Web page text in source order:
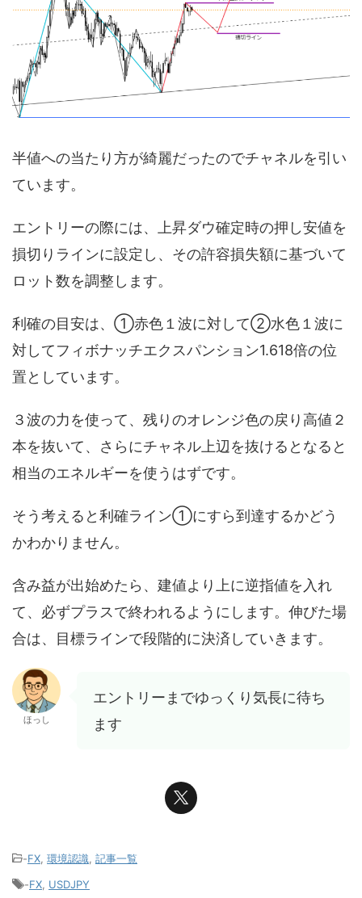
半値への当たり方が綺麗だったのでチャネルを引い
ています。
エントリーの際には、上昇ダウ確定時の押し安値を
損切りラインに設定し、その許容損失額に基づいて
ロット数を調整します。
利確の目安は、①赤色１波に対して②水色１波に
対してフィボナッチエクスパンション1.618倍の位
置としています。
３波の力を使って、残りのオレンジ色の戻り高値２
本を抜いて、さらにチャネル上辺を抜けるとなると
相当のエネルギーを使うはずです。
そう考えると利確ライン①にすら到達するかどう
かわかりません。
含み益が出始めたら、建値より上に逆指値を入れ
て、必ずプラスで終われるようにします。伸びた場
合は、目標ラインで段階的に決済していきます。
ほっし
エントリーまでゆっくり気長に待ち
ます
-FX, 環境認識, 記事一覧
-FX, USDJPY